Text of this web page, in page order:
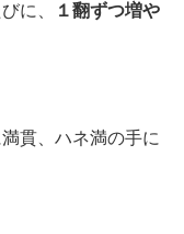
に、
１翻ずつ増や
貫、ハネ満の手に